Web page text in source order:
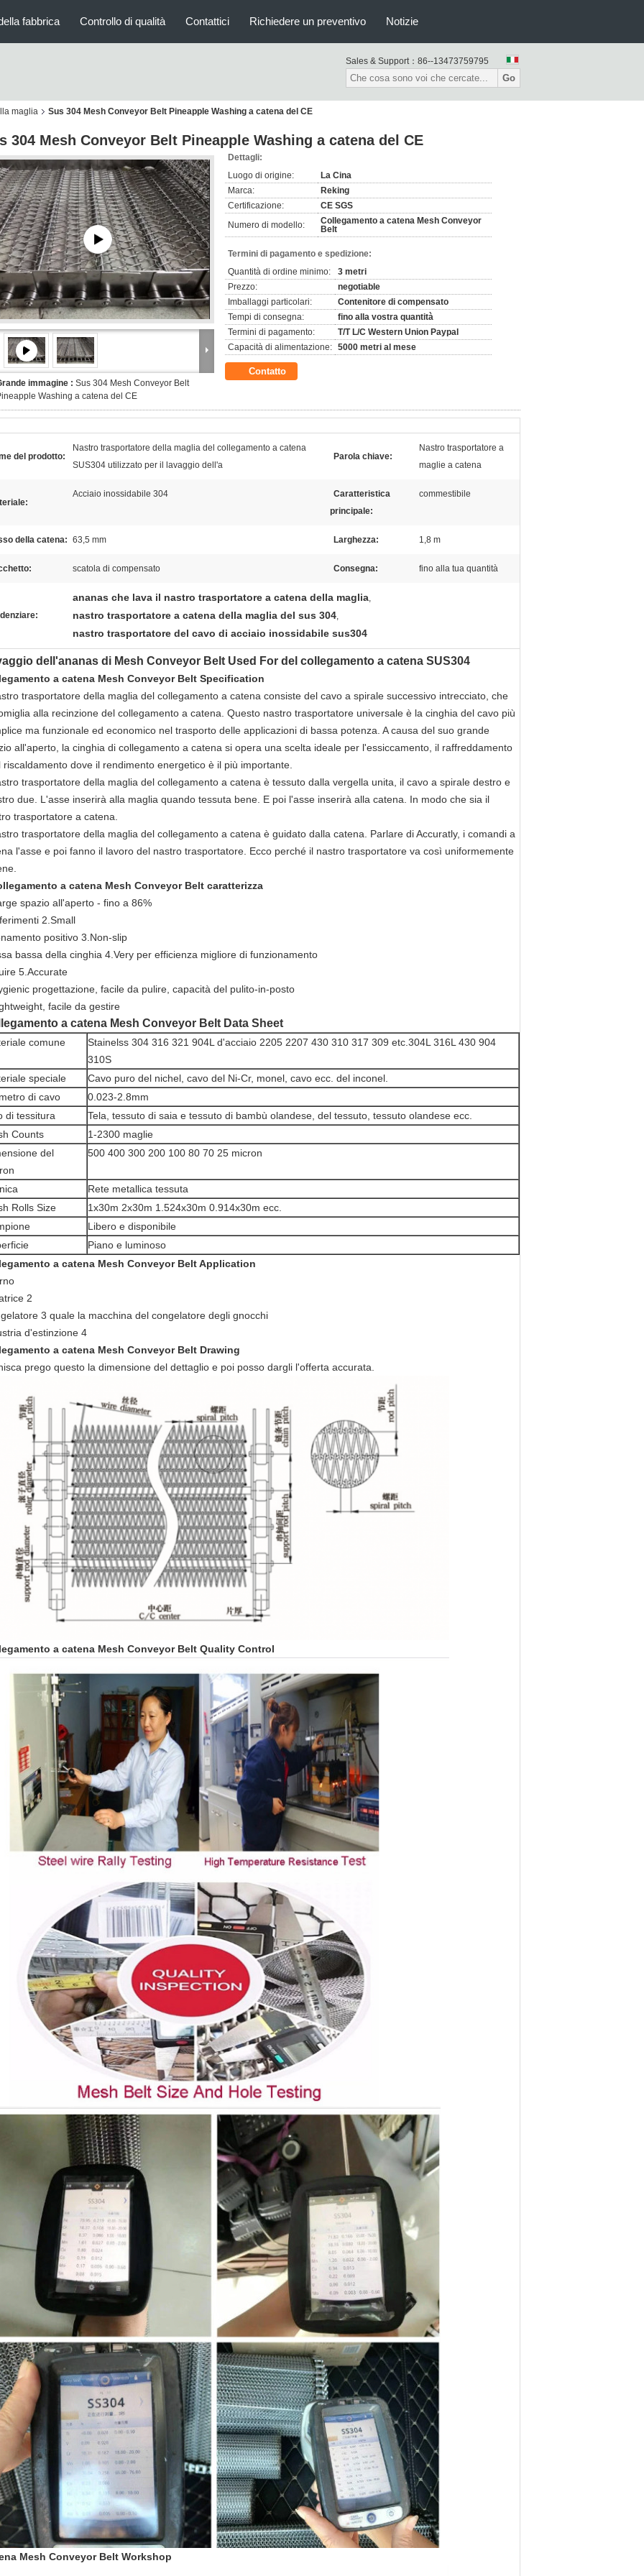
fabbrica Controllo di qualità Contattici Richiedere un preventivo Notizie
Sales & Support： 86--13473759795
Go
maglia Sus 304 Mesh Conveyor Belt Pineapple Washing a catena del CE
304 Mesh Conveyor Belt Pineapple Washing a catena del CE
immagine : Sus 304 Mesh Conveyor Belt
Washing a catena del CE
Dettagli:
Luogo di origine:
La Cina
Marca:
Reking
Certificazione:
CE SGS
Numero di modello:
Collegamento a catena Mesh Conveyor
Belt
Termini di pagamento e spedizione:
Quantità di ordine minimo:
3 metri
Prezzo:
negotiable
Imballaggi particolari:
Contenitore di compensato
Tempi di consegna:
fino alla vostra quantità
Termini di pagamento:
T/T L/C Western Union Paypal
Capacità di alimentazione: 5000 metri al mese
Contatto
del prodotto:
Nastro trasportatore della maglia del collegamento a catena
SUS304 utilizzato per il lavaggio dell'a
Parola chiave:
Nastro trasportatore a
maglie a catena
Acciaio inossidabile 304
Caratteristica
principale:
commestibile
della catena: 63,5 mm Larghezza: 1,8 m
scatola di compensato Consegna: fino alla tua quantità
ananas che lava il nastro trasportatore a catena della maglia,
nastro trasportatore a catena della maglia del sus 304,
nastro trasportatore del cavo di acciaio inossidabile sus304
dell'ananas di Mesh Conveyor Belt Used For del collegamento a catena SUS304
a catena Mesh Conveyor Belt Specification
trasportatore della maglia del collegamento a catena consiste del cavo a spirale successivo intrecciato, che
alla recinzione del collegamento a catena. Questo nastro trasportatore universale è la cinghia del cavo più
ma funzionale ed economico nel trasporto delle applicazioni di bassa potenza. A causa del suo grande
all'aperto, la cinghia di collegamento a catena si opera una scelta ideale per l'essiccamento, il raffreddamento
riscaldamento dove il rendimento energetico è il più importante.
trasportatore della maglia del collegamento a catena è tessuto dalla vergella unita, il cavo a spirale destro e
due. L'asse inserirà alla maglia quando tessuta bene. E poi l'asse inserirà alla catena. In modo che sia il
trasportatore a catena.
trasportatore della maglia del collegamento a catena è guidato dalla catena. Parlare di Accuratly, i comandi a
l'asse e poi fanno il lavoro del nastro trasportatore. Ecco perché il nastro trasportatore va così uniformemente
a catena Mesh Conveyor Belt caratterizza
spazio all'aperto - fino a 86%
2.Small
positivo 3.Non-slip
bassa della cinghia 4.Very per efficienza migliore di funzionamento
5.Accurate
progettazione, facile da pulire, capacità del pulito-in-posto
facile da gestire
a catena Mesh Conveyor Belt Data Sheet
comune
Stainelss 304 316 321 904L d'acciaio 2205 2207 430 310 317 309 etc.304L 316L 430 904
310S
speciale
Cavo puro del nichel, cavo del Ni-Cr, monel, cavo ecc. del inconel.
di cavo
0.023-2.8mm
di tessitura
Tela, tessuto di saia e tessuto di bambù olandese, del tessuto, tessuto olandese ecc.
Counts
1-2300 maglie
del
500 400 300 200 100 80 70 25 micron
Rete metallica tessuta
Rolls Size
1x30m 2x30m 1.524x30m 0.914x30m ecc.
Libero e disponibile
Piano e luminoso
a catena Mesh Conveyor Belt Application
2
3 quale la macchina del congelatore degli gnocchi
d'estinzione 4
a catena Mesh Conveyor Belt Drawing
prego questo la dimensione del dettaglio e poi posso dargli l'offerta accurata.
a catena Mesh Conveyor Belt Quality Control
Mesh Conveyor Belt Workshop